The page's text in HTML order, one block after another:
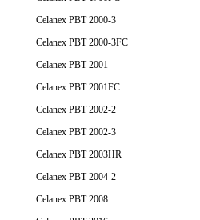
Celanex PBT 2000-3
Celanex PBT 2000-3FC
Celanex PBT 2001
Celanex PBT 2001FC
Celanex PBT 2002-2
Celanex PBT 2002-3
Celanex PBT 2003HR
Celanex PBT 2004-2
Celanex PBT 2008